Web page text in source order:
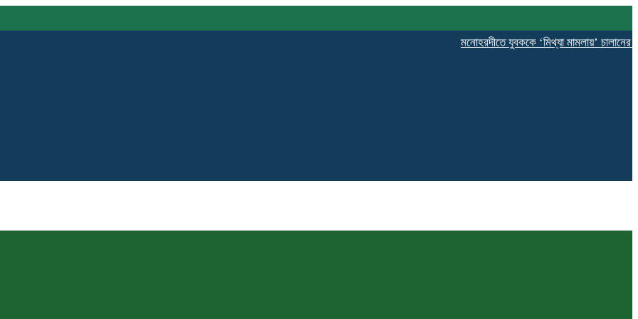
মনোহরদীতে যুবককে ‘মিথ্যা মামলায়’ চালানের